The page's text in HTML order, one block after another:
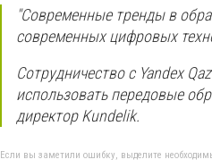
"Современные тренды в
современных цифровых
Сотрудничество с Yandex
использовать передовые
директор Kundelik.
Если вы заметили ошибку, выделите